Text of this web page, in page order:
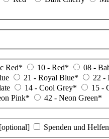
Red* 10 - Red* 08 -
21 - Royal Blue* 22 -
14 - Cool Grey* 15 -
Pink*
42 - Neon Green*
Spenden und